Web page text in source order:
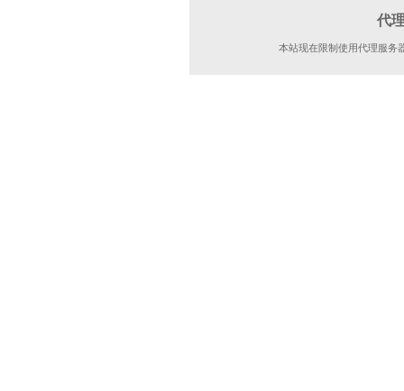
代
本站现在限制使用代理服务